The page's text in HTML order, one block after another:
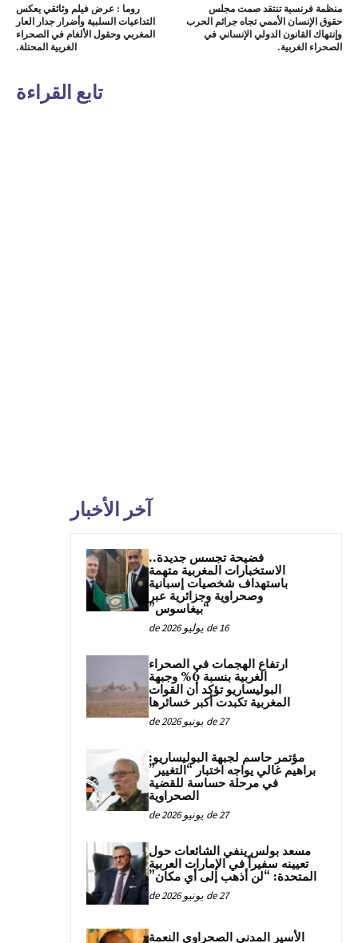
روما : عرض فيلم وثائقي يعكس
التداعيات السلبية وأضرار جدار العار
المغربي وحقول الألغام في الصحراء
الغربية المحتلة.
منظمة فرنسية تنتقد صمت مجلس
حقوق الإنسان الأممي تجاه جرائم الحرب
وإنتهاك القانون الدولي الإنساني في
الصحراء الغربية.
تابع القراءة
آخر الأخبار
فضيحة تجسس جديدة..
الاستخبارات المغربية متهمة
باستهداف شخصيات إسبانية
وصحراوية وجزائرية عبر
“بيغاسوس”
16 de يوليو de 2026
ارتفاع الهجمات في الصحراء
الغربية بنسبة 6% وجبهة
البوليساريو تؤكد أن القوات
المغربية تكبدت أكبر خسائرها
27 de يونيو de 2026
مؤتمر حاسم لجبهة البوليساريو:
براهيم غالي يواجه اختبار “التغيير”
في مرحلة حساسة للقضية
الصحراوية
27 de يونيو de 2026
مسعد بولس ينفي الشائعات حول
تعيينه سفيراً في الإمارات العربية
المتحدة: “لن أذهب إلى أي مكان”
27 de يونيو de 2026
الأسير المدني الصحراوي النعمة